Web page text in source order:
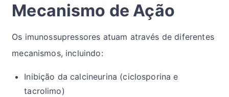
Mecanismo de Ação
Os imunossupressores atuam através de diferentes
mecanismos, incluindo:
Inibição da calcineurina (ciclosporina e
tacrolimo)